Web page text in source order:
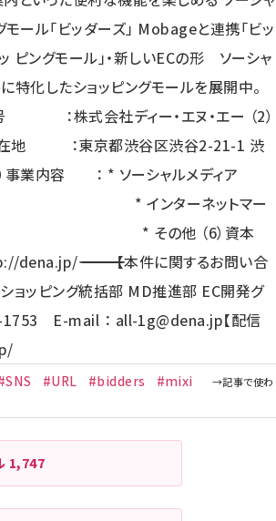
ール「ビッダーズ」 Mobageと連携「ビッ
ピングモール」・新しいECの形 ソーシャ
に特化したショッピングモールを展開中。
号 ：株式会社ディー・エヌ・エー （2）
地 ：東京都渋谷区渋谷2-21-1 渋
事業内容 ： * ソーシャルメディア
ンターネットマー
その他 （6）資本
dena.jp/――――――――――――――――――――――――――――――――――― 【本件に関するお問い合
ョッピング統括部 MD推進部 EC開発グ
E-mail ： all-1g@dena.jp【配信
#URL #bidders #mixi
1,747